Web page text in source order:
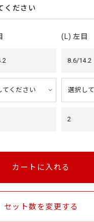
ください
(L) 左目
8.6/14.2
2
カートに入れる
セット数を変更する